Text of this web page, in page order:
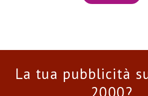
La tua pubblicità
2000?